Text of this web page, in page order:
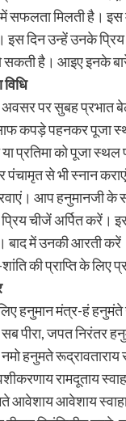
सफलता मिलती है। इस
इस दिन उन्हें उनके
सकती है। आइए इनके
पर सुबह प्रभात
कपड़े पहनकर पूजा
या प्रतिमा को पूजा
पंचामृत से भी स्नान
आप हनुमानजी के
चीजें अर्पित करें। इस
बाद में उनकी आरती
की प्राप्ति के लिए
हनुमान मंत्र-हं हनुमंते
पीरा, जपत निरंतर
हनुमते रूद्रावताराय
रामदूताय
आवेशाय आवेशाय